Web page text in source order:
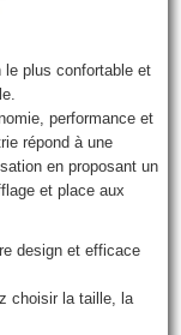
le plus confortable et
performance et
répond à une
en proposant un
et place aux
design et efficace
choisir la taille, la